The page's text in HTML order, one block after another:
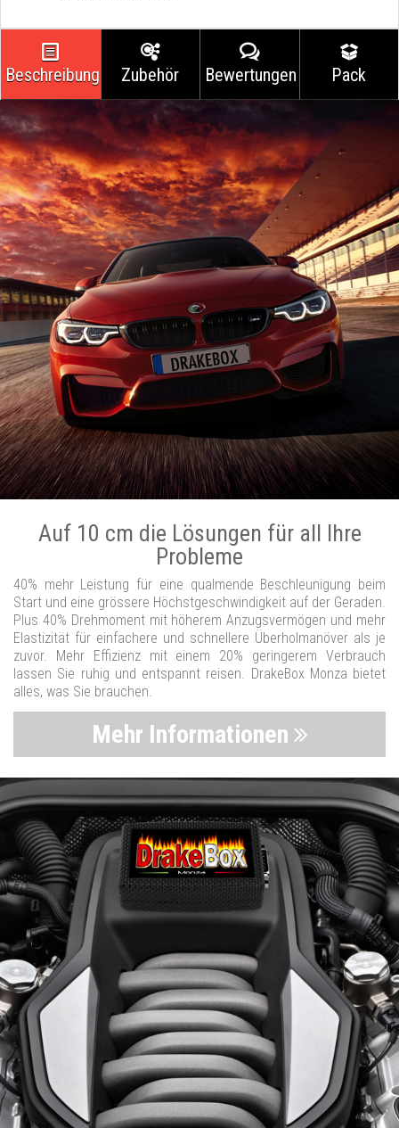
Beschreibung Zubehör Bewertungen Pack
Auf 10 cm die Lösungen für all Ihre
Probleme
40% mehr Leistung für eine qualmende Beschleunigung beim
Start und eine grössere Höchstgeschwindigkeit auf der Geraden.
Plus 40% Drehmoment mit höherem Anzugsvermögen und mehr
Elastizität für einfachere und schnellere Überholmanöver als je
zuvor. Mehr Effizienz mit einem 20% geringerem Verbrauch
lassen Sie ruhig und entspannt reisen. DrakeBox Monza bietet
alles, was Sie brauchen.
Mehr Informationen